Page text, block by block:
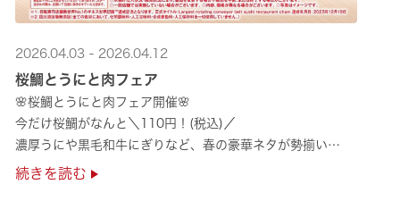
2026.04.03 - 2026.04.12
桜鯛とうにと肉フェア
🌸桜鯛とうにと肉フェア開催🌸
今だけ桜鯛がなんと＼110円！(税込)／
濃厚うにや黒毛和牛にぎりなど、春の豪華ネタが勢揃い
是非お越しください✨
続きを読む